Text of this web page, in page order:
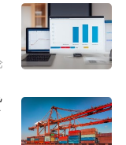
公司股东的
同比增长
司股东的净